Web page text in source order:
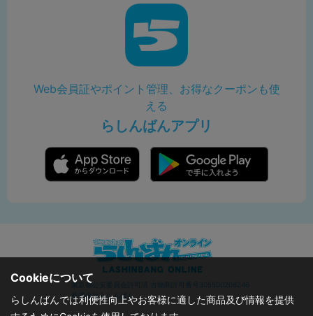
Web会員証やポイント管理、お得なクーポンも使
える
らしんばんアプリ
東京都公安委員会許可済 古物商許可番号305500206246
株式会社らしんばん
Cookieについて
らしんばんでは利便性向上やお客様に適した商品及び情報を提供